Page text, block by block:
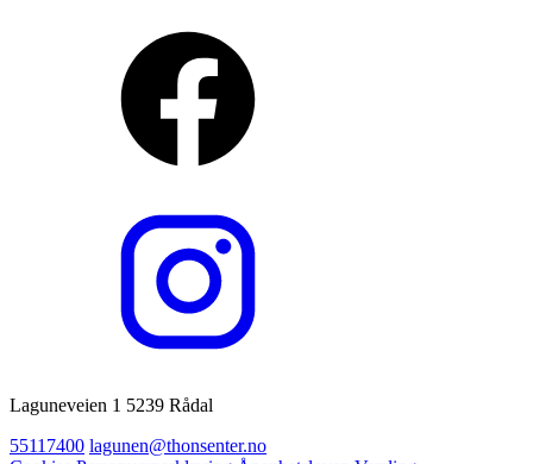
Laguneveien 1 5239 Rådal
55117400 lagunen@thonsenter.no